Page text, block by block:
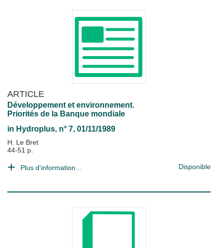
ARTICLE
Développement et environnement.
Priorités de la Banque mondiale
in Hydroplus, n° 7, 01/11/1989
H. Le Bret
44-51 p.
Plus d'information... Disponible